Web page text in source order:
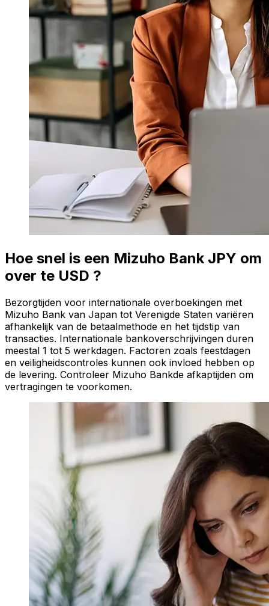
Hoe snel is een Mizuho Bank JPY om
over te USD ?
Bezorgtijden voor internationale overboekingen met
Mizuho Bank van Japan tot Verenigde Staten variëren
afhankelijk van de betaalmethode en het tijdstip van
transacties. Internationale bankoverschrijvingen duren
meestal 1 tot 5 werkdagen. Factoren zoals feestdagen
en veiligheidscontroles kunnen ook invloed hebben op
de levering. Controleer Mizuho Bankde afkaptijden om
vertragingen te voorkomen.